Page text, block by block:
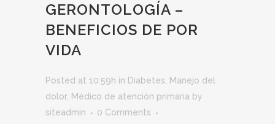
GERONTOLOGÍA –
BENEFICIOS DE POR
VIDA
Posted at 10:59h in Diabetes
Manejo del
dolor, Médico de atención primaria by
siteadmin
0 Comments